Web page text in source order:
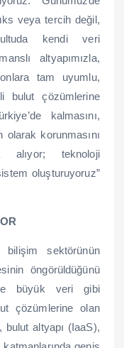
veya tercih değil,
kendi veri
altyapımızla,
tam uyumlu,
bulut çözümlerine
kalmasını,
olarak korunmasını
alıyor; teknoloji
oluşturuyoruz”
sektörünün
öngörüldüğünü
büyük veri gibi
çözümlerine olan
bulut altyapı (IaaS),